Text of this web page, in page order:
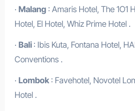
· Malang: Amaris Hotel, The 1O1
Hotel, El Hotel, Whiz Prime Hotel .
· Bali : Ibis Kuta, Fontana Hotel,
Conventions .
· Lombok: Favehotel, Novotel
Hotel .